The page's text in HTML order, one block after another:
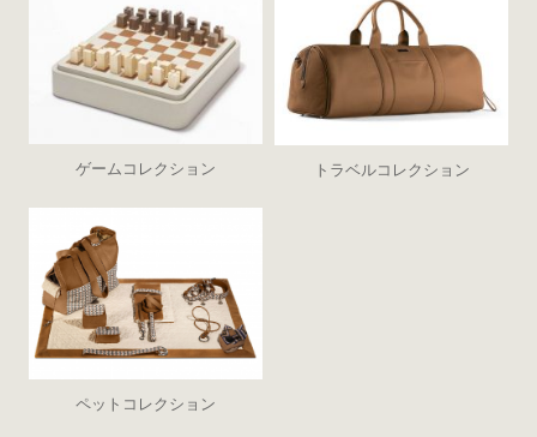
ゲームコレクション トラベルコレクション
ペットコレクション